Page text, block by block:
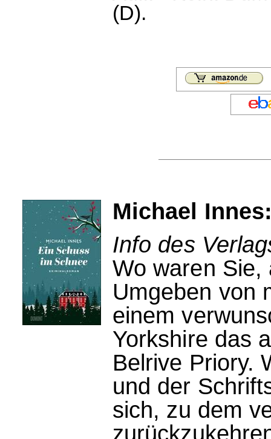
(D).
Michael
Info des
Wo waren Sie,
Umgeben von
einem
Yorkshire das
Belrive Priory.
und der
sich, zu dem